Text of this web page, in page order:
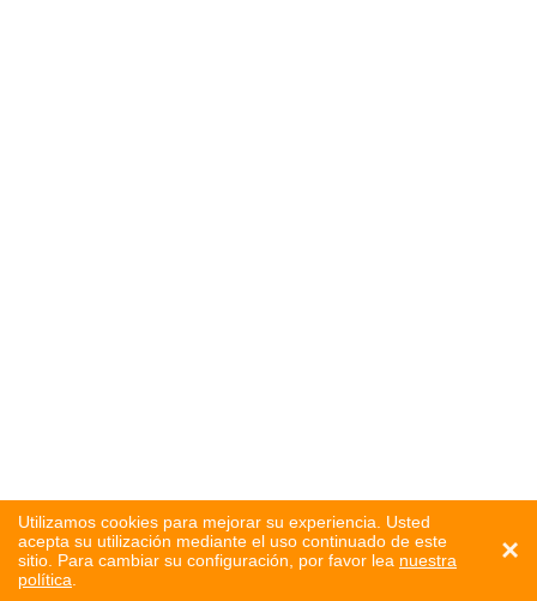
Utilizamos cookies para mejorar su experiencia. Usted
acepta su utilización mediante el uso continuado de este
sitio. Para cambiar su configuración, por favor lea nuestra
política
×